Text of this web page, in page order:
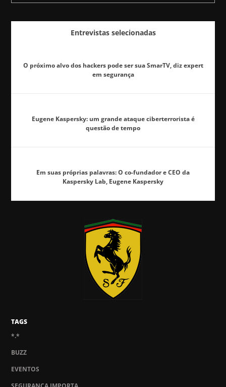
Entrevistas selecionadas
O próximo alvo dos hackers pode ser sua SmarTV, diz expert
em segurança
Eugene Kaspersky: um grande ataque ciberterrorista é
questão de tempo
Em suas próprias palavras: O co-fundador e CEO da
Kaspersky Lab, Eugene Kaspersky
TAGS
*.*
BUZZ
EVENTOS